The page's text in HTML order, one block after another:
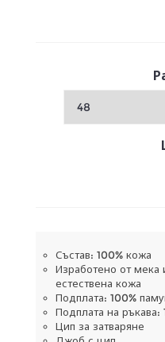
Състав: 100% кожа
Изработено от мека
естествена кожа
Подплата: 100%
Подплата на ръкава:
Цип за затваряне